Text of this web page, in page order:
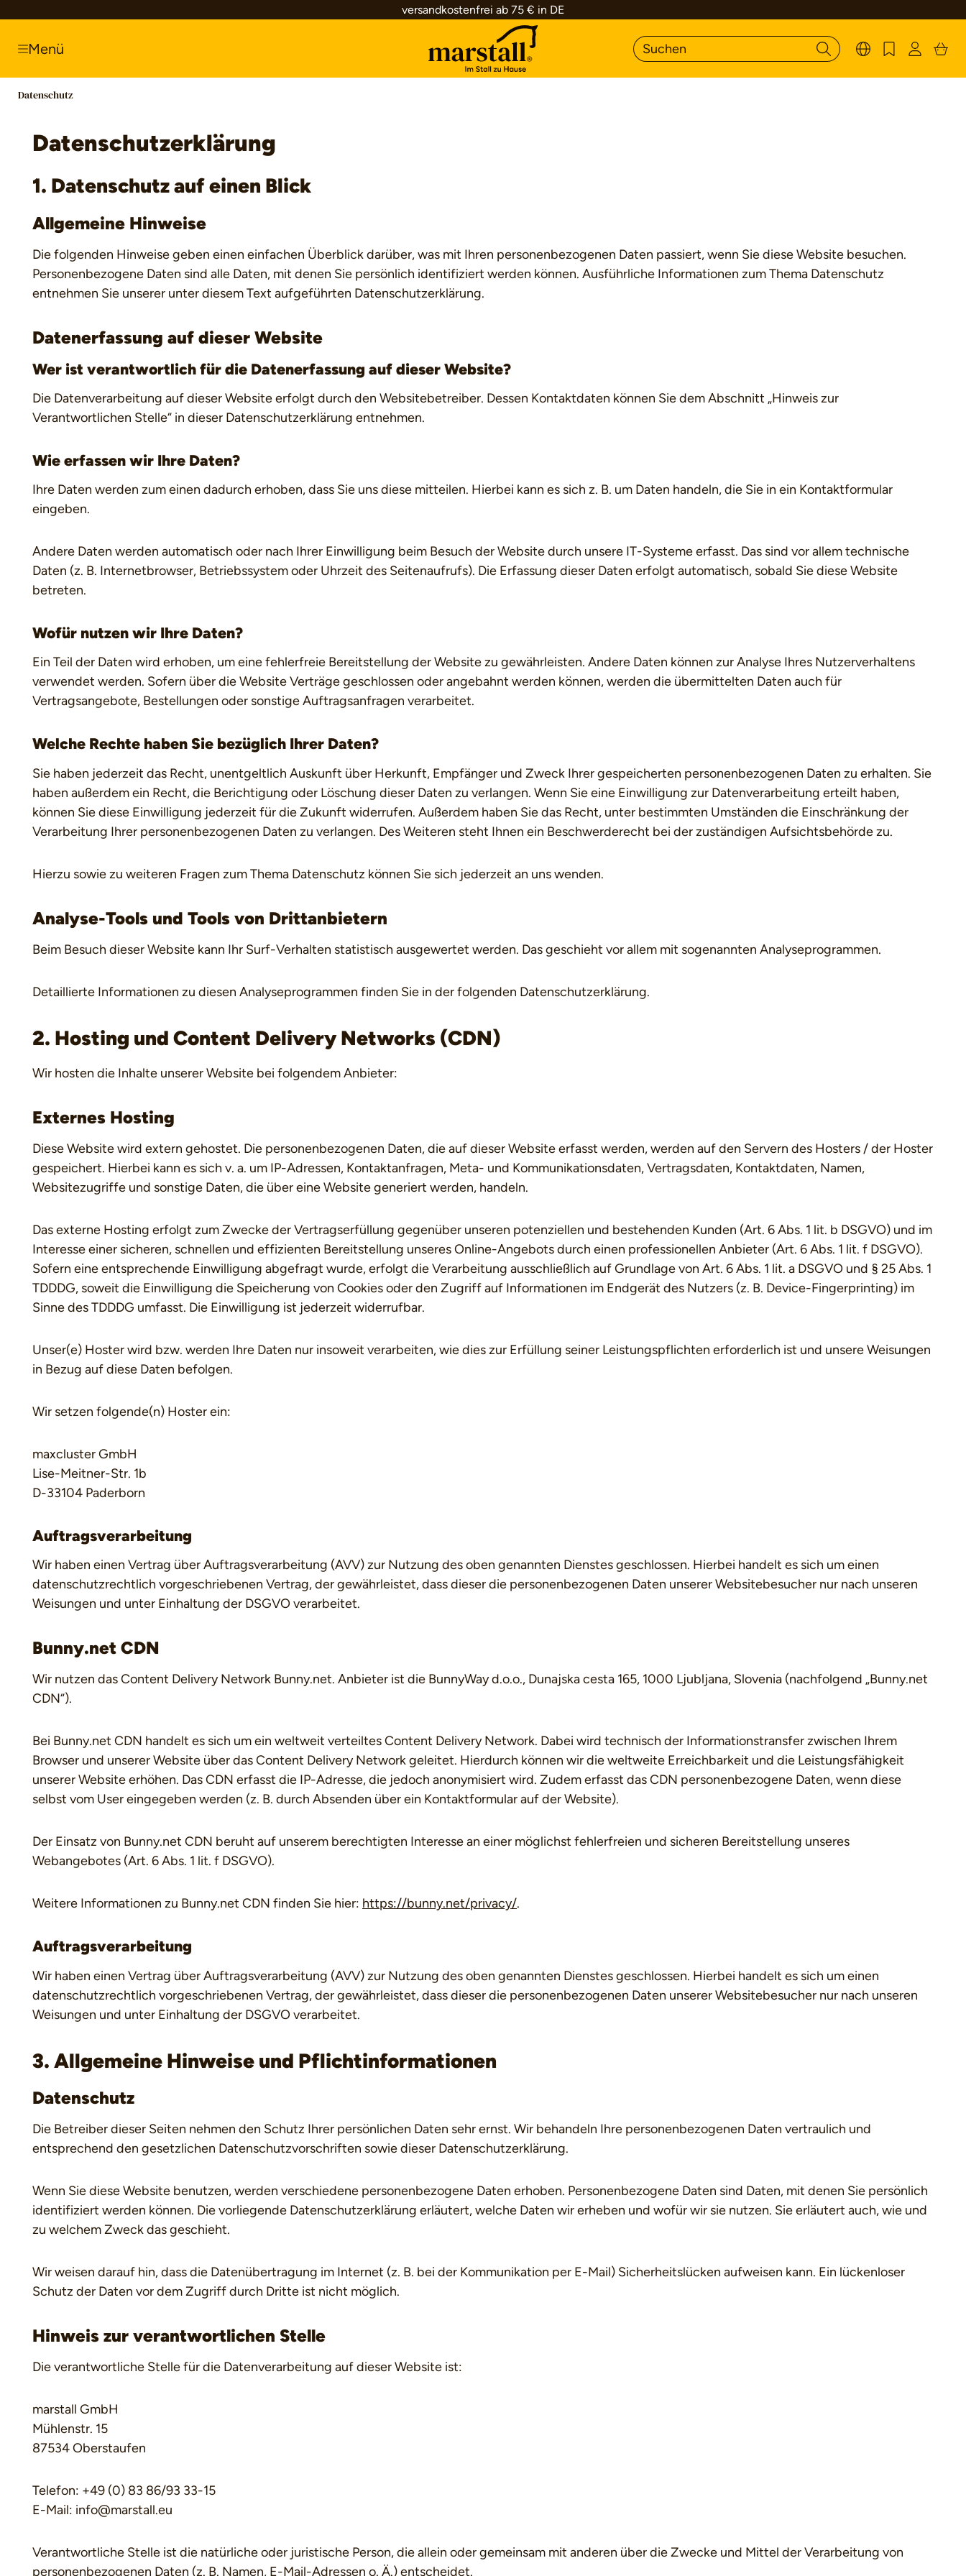
Zur Hauptnavigation springen versandkostenfrei ab 75 € in DE
Menü
Datenschutz
Datenschutz­erklärung
1. Datenschutz auf einen Blick
Allgemeine Hinweise
Die folgenden Hinweise geben einen einfachen Überblick darüber, was mit Ihren personenbezogenen Daten passiert, wenn Sie diese Website besuchen.
Personenbezogene Daten sind alle Daten, mit denen Sie persönlich identifiziert werden können. Ausführliche Informationen zum Thema Datenschutz
entnehmen Sie unserer unter diesem Text aufgeführten Datenschutzerklärung.
Datenerfassung auf dieser Website
Wer ist verantwortlich für die Datenerfassung auf dieser Website?
Die Datenverarbeitung auf dieser Website erfolgt durch den Websitebetreiber. Dessen Kontaktdaten können Sie dem Abschnitt „Hinweis zur
Verantwortlichen Stelle“ in dieser Datenschutzerklärung entnehmen.
Wie erfassen wir Ihre Daten?
Ihre Daten werden zum einen dadurch erhoben, dass Sie uns diese mitteilen. Hierbei kann es sich z. B. um Daten handeln, die Sie in ein Kontaktformular
eingeben.
Andere Daten werden automatisch oder nach Ihrer Einwilligung beim Besuch der Website durch unsere IT-Systeme erfasst. Das sind vor allem technische
Daten (z. B. Internetbrowser, Betriebssystem oder Uhrzeit des Seitenaufrufs). Die Erfassung dieser Daten erfolgt automatisch, sobald Sie diese Website
betreten.
Wofür nutzen wir Ihre Daten?
Ein Teil der Daten wird erhoben, um eine fehlerfreie Bereitstellung der Website zu gewährleisten. Andere Daten können zur Analyse Ihres Nutzerverhaltens
verwendet werden. Sofern über die Website Verträge geschlossen oder angebahnt werden können, werden die übermittelten Daten auch für
Vertragsangebote, Bestellungen oder sonstige Auftragsanfragen verarbeitet.
Welche Rechte haben Sie bezüglich Ihrer Daten?
Sie haben jederzeit das Recht, unentgeltlich Auskunft über Herkunft, Empfänger und Zweck Ihrer gespeicherten personenbezogenen Daten zu erhalten. Sie
haben außerdem ein Recht, die Berichtigung oder Löschung dieser Daten zu verlangen. Wenn Sie eine Einwilligung zur Datenverarbeitung erteilt haben,
können Sie diese Einwilligung jederzeit für die Zukunft widerrufen. Außerdem haben Sie das Recht, unter bestimmten Umständen die Einschränkung der
Verarbeitung Ihrer personenbezogenen Daten zu verlangen. Des Weiteren steht Ihnen ein Beschwerderecht bei der zuständigen Aufsichtsbehörde zu.
Hierzu sowie zu weiteren Fragen zum Thema Datenschutz können Sie sich jederzeit an uns wenden.
Analyse-Tools und Tools von Dritt­anbietern
Beim Besuch dieser Website kann Ihr Surf-Verhalten statistisch ausgewertet werden. Das geschieht vor allem mit sogenannten Analyseprogrammen.
Detaillierte Informationen zu diesen Analyseprogrammen finden Sie in der folgenden Datenschutzerklärung.
2. Hosting und Content Delivery Networks (CDN)
Wir hosten die Inhalte unserer Website bei folgendem Anbieter:
Externes Hosting
Diese Website wird extern gehostet. Die personenbezogenen Daten, die auf dieser Website erfasst werden, werden auf den Servern des Hosters / der Hoster
gespeichert. Hierbei kann es sich v. a. um IP-Adressen, Kontaktanfragen, Meta- und Kommunikationsdaten, Vertragsdaten, Kontaktdaten, Namen,
Websitezugriffe und sonstige Daten, die über eine Website generiert werden, handeln.
Das externe Hosting erfolgt zum Zwecke der Vertragserfüllung gegenüber unseren potenziellen und bestehenden Kunden (Art. 6 Abs. 1 lit. b DSGVO) und im
Interesse einer sicheren, schnellen und effizienten Bereitstellung unseres Online-Angebots durch einen professionellen Anbieter (Art. 6 Abs. 1 lit. f DSGVO).
Sofern eine entsprechende Einwilligung abgefragt wurde, erfolgt die Verarbeitung ausschließlich auf Grundlage von Art. 6 Abs. 1 lit. a DSGVO und § 25 Abs. 1
TDDDG, soweit die Einwilligung die Speicherung von Cookies oder den Zugriff auf Informationen im Endgerät des Nutzers (z. B. Device-Fingerprinting) im
Sinne des TDDDG umfasst. Die Einwilligung ist jederzeit widerrufbar.
Unser(e) Hoster wird bzw. werden Ihre Daten nur insoweit verarbeiten, wie dies zur Erfüllung seiner Leistungspflichten erforderlich ist und unsere Weisungen
in Bezug auf diese Daten befolgen.
Wir setzen folgende(n) Hoster ein:
maxcluster GmbH
Lise-Meitner-Str. 1b
D-33104 Paderborn
Auftragsverarbeitung
Wir haben einen Vertrag über Auftragsverarbeitung (AVV) zur Nutzung des oben genannten Dienstes geschlossen. Hierbei handelt es sich um einen
datenschutzrechtlich vorgeschriebenen Vertrag, der gewährleistet, dass dieser die personenbezogenen Daten unserer Websitebesucher nur nach unseren
Weisungen und unter Einhaltung der DSGVO verarbeitet.
Bunny.net CDN
Wir nutzen das Content Delivery Network Bunny.net. Anbieter ist die BunnyWay d.o.o., Dunajska cesta 165, 1000 Ljubljana, Slovenia (nachfolgend „Bunny.net
CDN“).
Bei Bunny.net CDN handelt es sich um ein weltweit verteiltes Content Delivery Network. Dabei wird technisch der Informationstransfer zwischen Ihrem
Browser und unserer Website über das Content Delivery Network geleitet. Hierdurch können wir die weltweite Erreichbarkeit und die Leistungsfähigkeit
unserer Website erhöhen. Das CDN erfasst die IP-Adresse, die jedoch anonymisiert wird. Zudem erfasst das CDN personenbezogene Daten, wenn diese
selbst vom User eingegeben werden (z. B. durch Absenden über ein Kontaktformular auf der Website).
Der Einsatz von Bunny.net CDN beruht auf unserem berechtigten Interesse an einer möglichst fehlerfreien und sicheren Bereitstellung unseres
Webangebotes (Art. 6 Abs. 1 lit. f DSGVO).
Weitere Informationen zu Bunny.net CDN finden Sie hier: https://bunny.net/privacy/.
Auftragsverarbeitung
Wir haben einen Vertrag über Auftragsverarbeitung (AVV) zur Nutzung des oben genannten Dienstes geschlossen. Hierbei handelt es sich um einen
datenschutzrechtlich vorgeschriebenen Vertrag, der gewährleistet, dass dieser die personenbezogenen Daten unserer Websitebesucher nur nach unseren
Weisungen und unter Einhaltung der DSGVO verarbeitet.
3. Allgemeine Hinweise und Pflicht­informationen
Datenschutz
Die Betreiber dieser Seiten nehmen den Schutz Ihrer persönlichen Daten sehr ernst. Wir behandeln Ihre personenbezogenen Daten vertraulich und
entsprechend den gesetzlichen Datenschutzvorschriften sowie dieser Datenschutzerklärung.
Wenn Sie diese Website benutzen, werden verschiedene personenbezogene Daten erhoben. Personenbezogene Daten sind Daten, mit denen Sie persönlich
identifiziert werden können. Die vorliegende Datenschutzerklärung erläutert, welche Daten wir erheben und wofür wir sie nutzen. Sie erläutert auch, wie und
zu welchem Zweck das geschieht.
Wir weisen darauf hin, dass die Datenübertragung im Internet (z. B. bei der Kommunikation per E-Mail) Sicherheitslücken aufweisen kann. Ein lückenloser
Schutz der Daten vor dem Zugriff durch Dritte ist nicht möglich.
Hinweis zur verantwortlichen Stelle
Die verantwortliche Stelle für die Datenverarbeitung auf dieser Website ist:
marstall GmbH
Mühlenstr. 15
87534 Oberstaufen
Telefon: +49 (0) 83 86/93 33-15
E-Mail: info@marstall.eu
Verantwortliche Stelle ist die natürliche oder juristische Person, die allein oder gemeinsam mit anderen über die Zwecke und Mittel der Verarbeitung von
personenbezogenen Daten (z. B. Namen, E-Mail-Adressen o. Ä.) entscheidet.